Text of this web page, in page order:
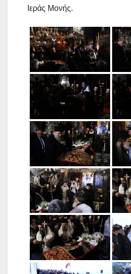
Ιεράς Μονής.